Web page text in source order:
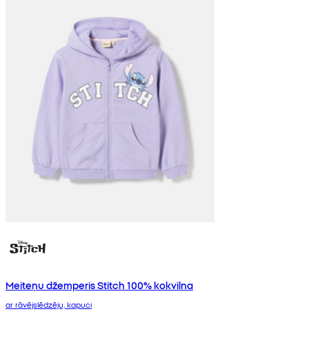
Meiteņu džemperis Stitch 100% kokvilna
ar rāvējslēdzēju, kapuci